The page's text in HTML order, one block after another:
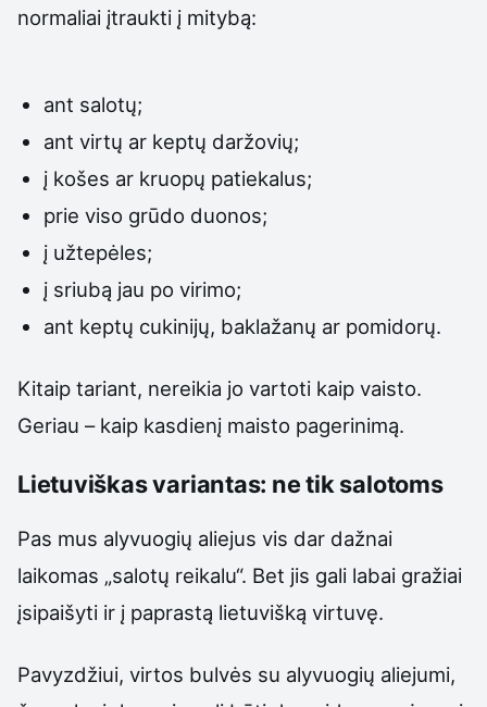
normaliai įtraukti į mitybą:
ant salotų;
ant virtų ar keptų daržovių;
į košes ar kruopų patiekalus;
prie viso grūdo duonos;
į užtepėles;
į sriubą jau po virimo;
ant keptų cukinijų, baklažanų ar pomidorų.
Kitaip tariant, nereikia jo vartoti kaip vaisto.
Geriau – kaip kasdienį maisto pagerinimą.
Lietuviškas variantas: ne tik salotoms
Pas mus alyvuogių aliejus vis dar dažnai
laikomas „salotų reikalu“. Bet jis gali labai gražiai
įsipaišyti ir į paprastą lietuvišką virtuvę.
Pavyzdžiui, virtos bulvės su alyvuogių aliejumi,